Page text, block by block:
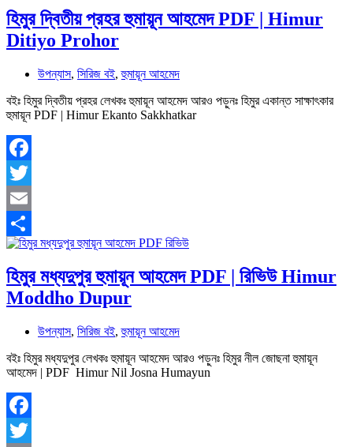
হিমুর দ্বিতীয় প্রহর হুমায়ূন আহমেদ PDF | Himur
Ditiyo Prohor
উপন্যাস, সিরিজ বই,হুমায়ূন আহমেদ
বইঃ হিমুর দ্বিতীয় প্রহর লেখকঃ হুমায়ূন আহমেদ আরও পড়ুনঃ হিমুর একান্ত সাক্ষাৎকার
হুমায়ূন PDF | Himur Ekanto Sakkhatkar
Facebook
Twitter
Email
Share
হিমুর মধ্যদুপুর হুমায়ূন আহমেদ PDF | রিভিউ Himur
Moddho Dupur
উপন্যাস, সিরিজ বই,হুমায়ূন আহমেদ
বইঃ হিমুর মধ্যদুপুর লেখকঃ হুমায়ূন আহমেদ আরও পড়ুনঃ হিমুর নীল জোছনা হুমায়ূন
আহমেদ | PDF Himur Nil Josna Humayun
Facebook